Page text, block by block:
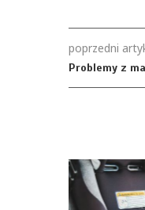
poprzedni
Problemy z